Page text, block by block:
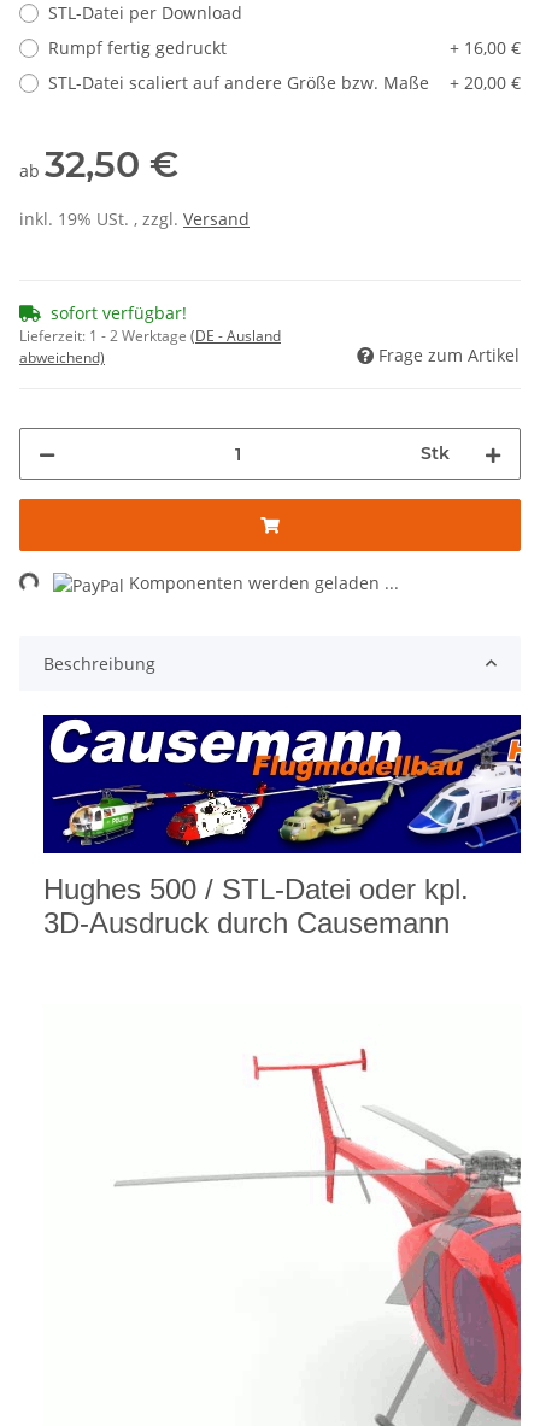
STL-Datei per Download
Rumpf fertig gedruckt
+ 16,00 €
STL-Datei scaliert auf andere Größe bzw. Maße
+ 20,00 €
ab 32,50 €
inkl. 19% USt. , zzgl. Versand
sofort verfügbar!
Lieferzeit: 1 - 2 Werktage (DE - Ausland
abweichend)
Frage zum Artikel
Stk
Loading... Komponenten werden geladen ...
Beschreibung
Hughes 500 / STL-Datei oder kpl.
3D-Ausdruck durch Causemann